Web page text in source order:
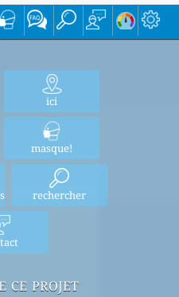
ici
masque!
rechercher
ce projet